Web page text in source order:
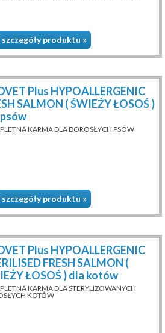
produktu »
Plus HYPOALLERGENIC
SALMON ( ŚWIEŻY ŁOSOŚ )
KARMA DLA DOROSŁYCH PSÓW
produktu »
Plus HYPOALLERGENIC
FRESH SALMON (
ŁOSOŚ ) dla kotów
KARMA DLA STERYLIZOWANYCH
KOTÓW